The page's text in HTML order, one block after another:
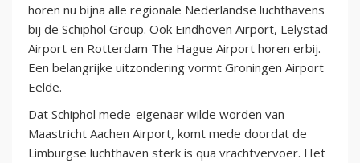
horen nu bijna alle regionale Nederlandse luchthavens
bij de Schiphol Group. Ook Eindhoven Airport, Lelystad
Airport en Rotterdam The Hague Airport horen erbij.
Een belangrijke uitzondering vormt Groningen Airport
Eelde.
Dat Schiphol mede-eigenaar wilde worden van
Maastricht Aachen Airport, komt mede doordat de
Limburgse luchthaven sterk is qua vrachtvervoer. Het